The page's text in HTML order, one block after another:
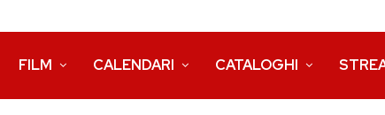
FILM CALENDARI CATALOGHI